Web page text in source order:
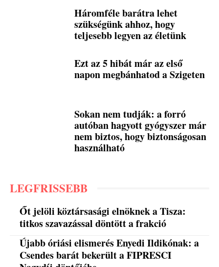
Háromféle barátra lehet
szükségünk ahhoz, hogy
teljesebb legyen az életünk
Ezt az 5 hibát már az első
napon megbánhatod a Szigeten
Sokan nem tudják: a forró
autóban hagyott gyógyszer már
nem biztos, hogy biztonságosan
használható
LEGFRISSEBB
Őt jelöli köztársasági elnöknek a Tisza:
titkos szavazással döntött a frakció
Újabb óriási elismerés Enyedi Ildikónak: a
Csendes barát bekerült a FIPRESCI